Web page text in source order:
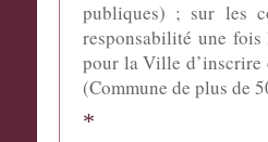
publiques) ; sur les
responsabilité une
pour la Ville d’inscrire
(Commune de plus de
*